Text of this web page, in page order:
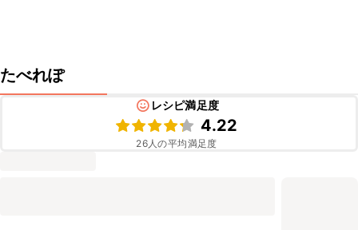
たべれぽ
レシピ満足度
4.22
26人の平均満足度